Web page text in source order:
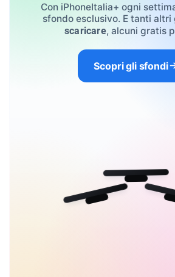
Con iPhoneItalia+ ogni
sfondo esclusivo. E tanti altri
scaricare, alcuni gratis
Scopri gli sfondi